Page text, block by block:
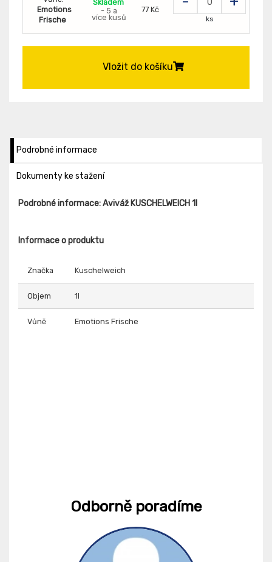
Emotions
Frische
Skladem
- 5 a
více kusů
77 Kč
ks
Vložit do košíku
Podrobné informace
Dokumenty ke stažení
Podrobné informace: Aviváž KUSCHELWEICH 1l
Informace o produktu
Značka Kuschelweich
Objem 1l
Vůně Emotions Frische
Odborně poradíme